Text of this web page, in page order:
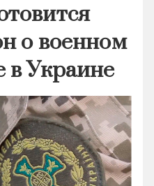
о военном
в Украине